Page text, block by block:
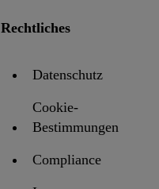
Rechtliches
Datenschutz
Cookie-
Bestimmungen
Compliance